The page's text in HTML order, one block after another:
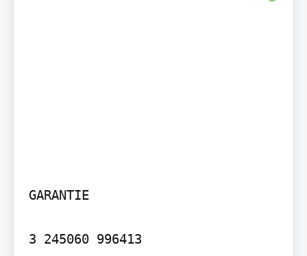
GARANTIE
3 245060 996413